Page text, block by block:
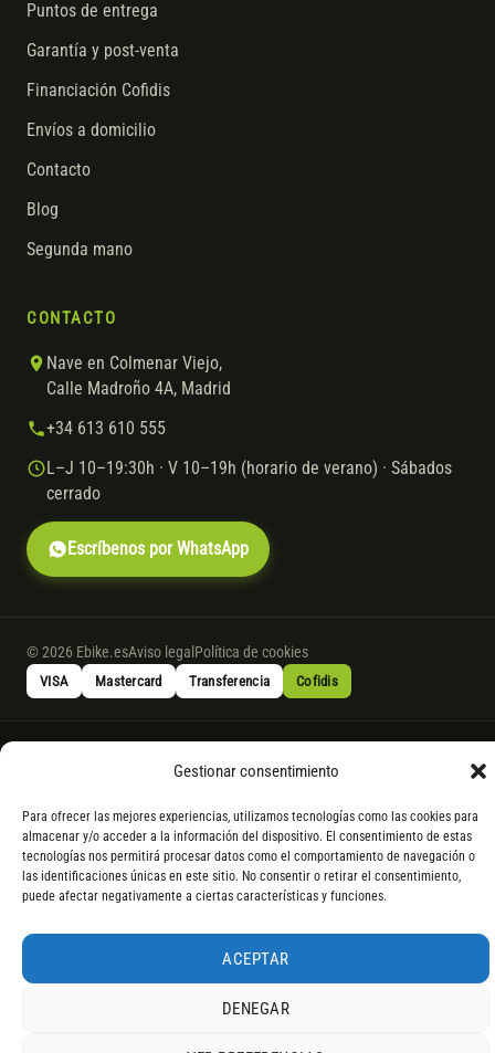
Gestionar consentimiento
Para ofrecer las mejores experiencias, utilizamos tecnologías como las cookies para
almacenar y/o acceder a la información del dispositivo. El consentimiento de estas
tecnologías nos permitirá procesar datos como el comportamiento de navegación o
las identificaciones únicas en este sitio. No consentir o retirar el consentimiento,
puede afectar negativamente a ciertas características y funciones.
ACEPTAR
DENEGAR
Puntos de entrega
Garantía y post-venta
Financiación Cofidis
Envíos a domicilio
Contacto
Blog
Segunda mano
CONTACTO
Nave en Colmenar Viejo,
Calle Madroño 4A, Madrid
+34 613 610 555
L–J 10–19:30h · V 10–19h (horario de verano) · Sábados
cerrado
Escríbenos por WhatsApp
© 2026 Ebike.esAviso legal Política de cookies
VISA Mastercard Transferencia Cofidis
Gasto de apertura: 4% hasta 18 meses y 7% a 24 meses. Consulta
* Los modelos con entrega inmediata se envían 24 h laborables tras el
pago; los de bajo pedido se confirman con un asesor. Si no fuera posible
servir el producto, se devuelve el importe sin coste. La información de
componentes es orientativa; los fabricantes pueden sustituir elementos
por otros equivalentes o superiores.